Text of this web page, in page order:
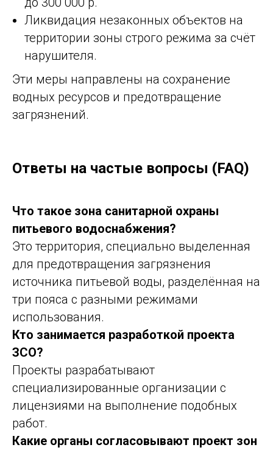
Ликвидация незаконных объектов на
территории зоны строго режима за счёт
нарушителя.
Эти меры направлены на сохранение
водных ресурсов и предотвращение
загрязнений.
Ответы на частые вопросы (FAQ)
Что такое зона санитарной охраны
питьевого водоснабжения?
Это территория, специально выделенная
для предотвращения загрязнения
источника питьевой воды, разделённая на
три пояса с разными режимами
использования.
Кто занимается разработкой проекта
ЗСО?
Проекты разрабатывают
специализированные организации с
лицензиями на выполнение подобных
работ.
Какие органы согласовывают проект зон